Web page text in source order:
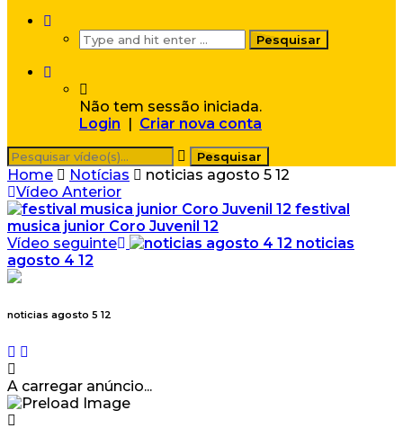
Não tem sessão iniciada.
Login
Criar nova conta
Home Notícias
noticias agosto 5 12
Vídeo Anterior
festival
musica junior Coro Juvenil 12
Vídeo seguinte
noticias
agosto 4 12
noticias agosto 5 12
A carregar anúncio...